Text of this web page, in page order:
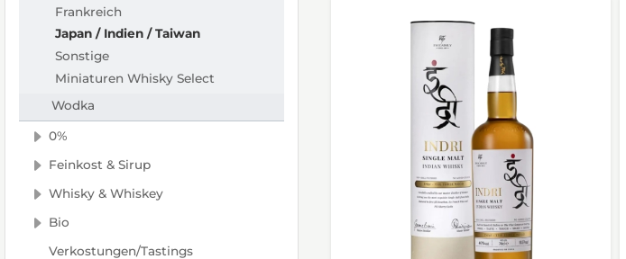
Frankreich
Japan / Indien / Taiwan
Sonstige
Miniaturen Whisky Select
Wodka
0%
Feinkost & Sirup
Whisky & Whiskey
Bio
Verkostungen/Tastings